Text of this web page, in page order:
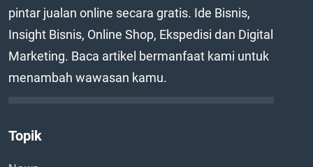
pintar jualan online secara gratis. Ide Bisnis,
Insight Bisnis, Online Shop, Ekspedisi dan Digital
Marketing. Baca artikel bermanfaat kami untuk
menambah wawasan kamu.